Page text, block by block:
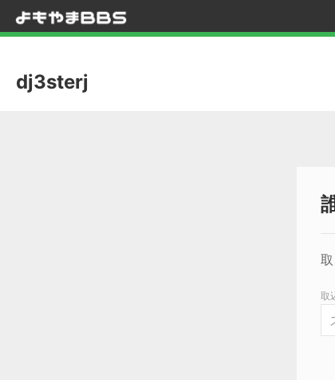
dj3sterj
取